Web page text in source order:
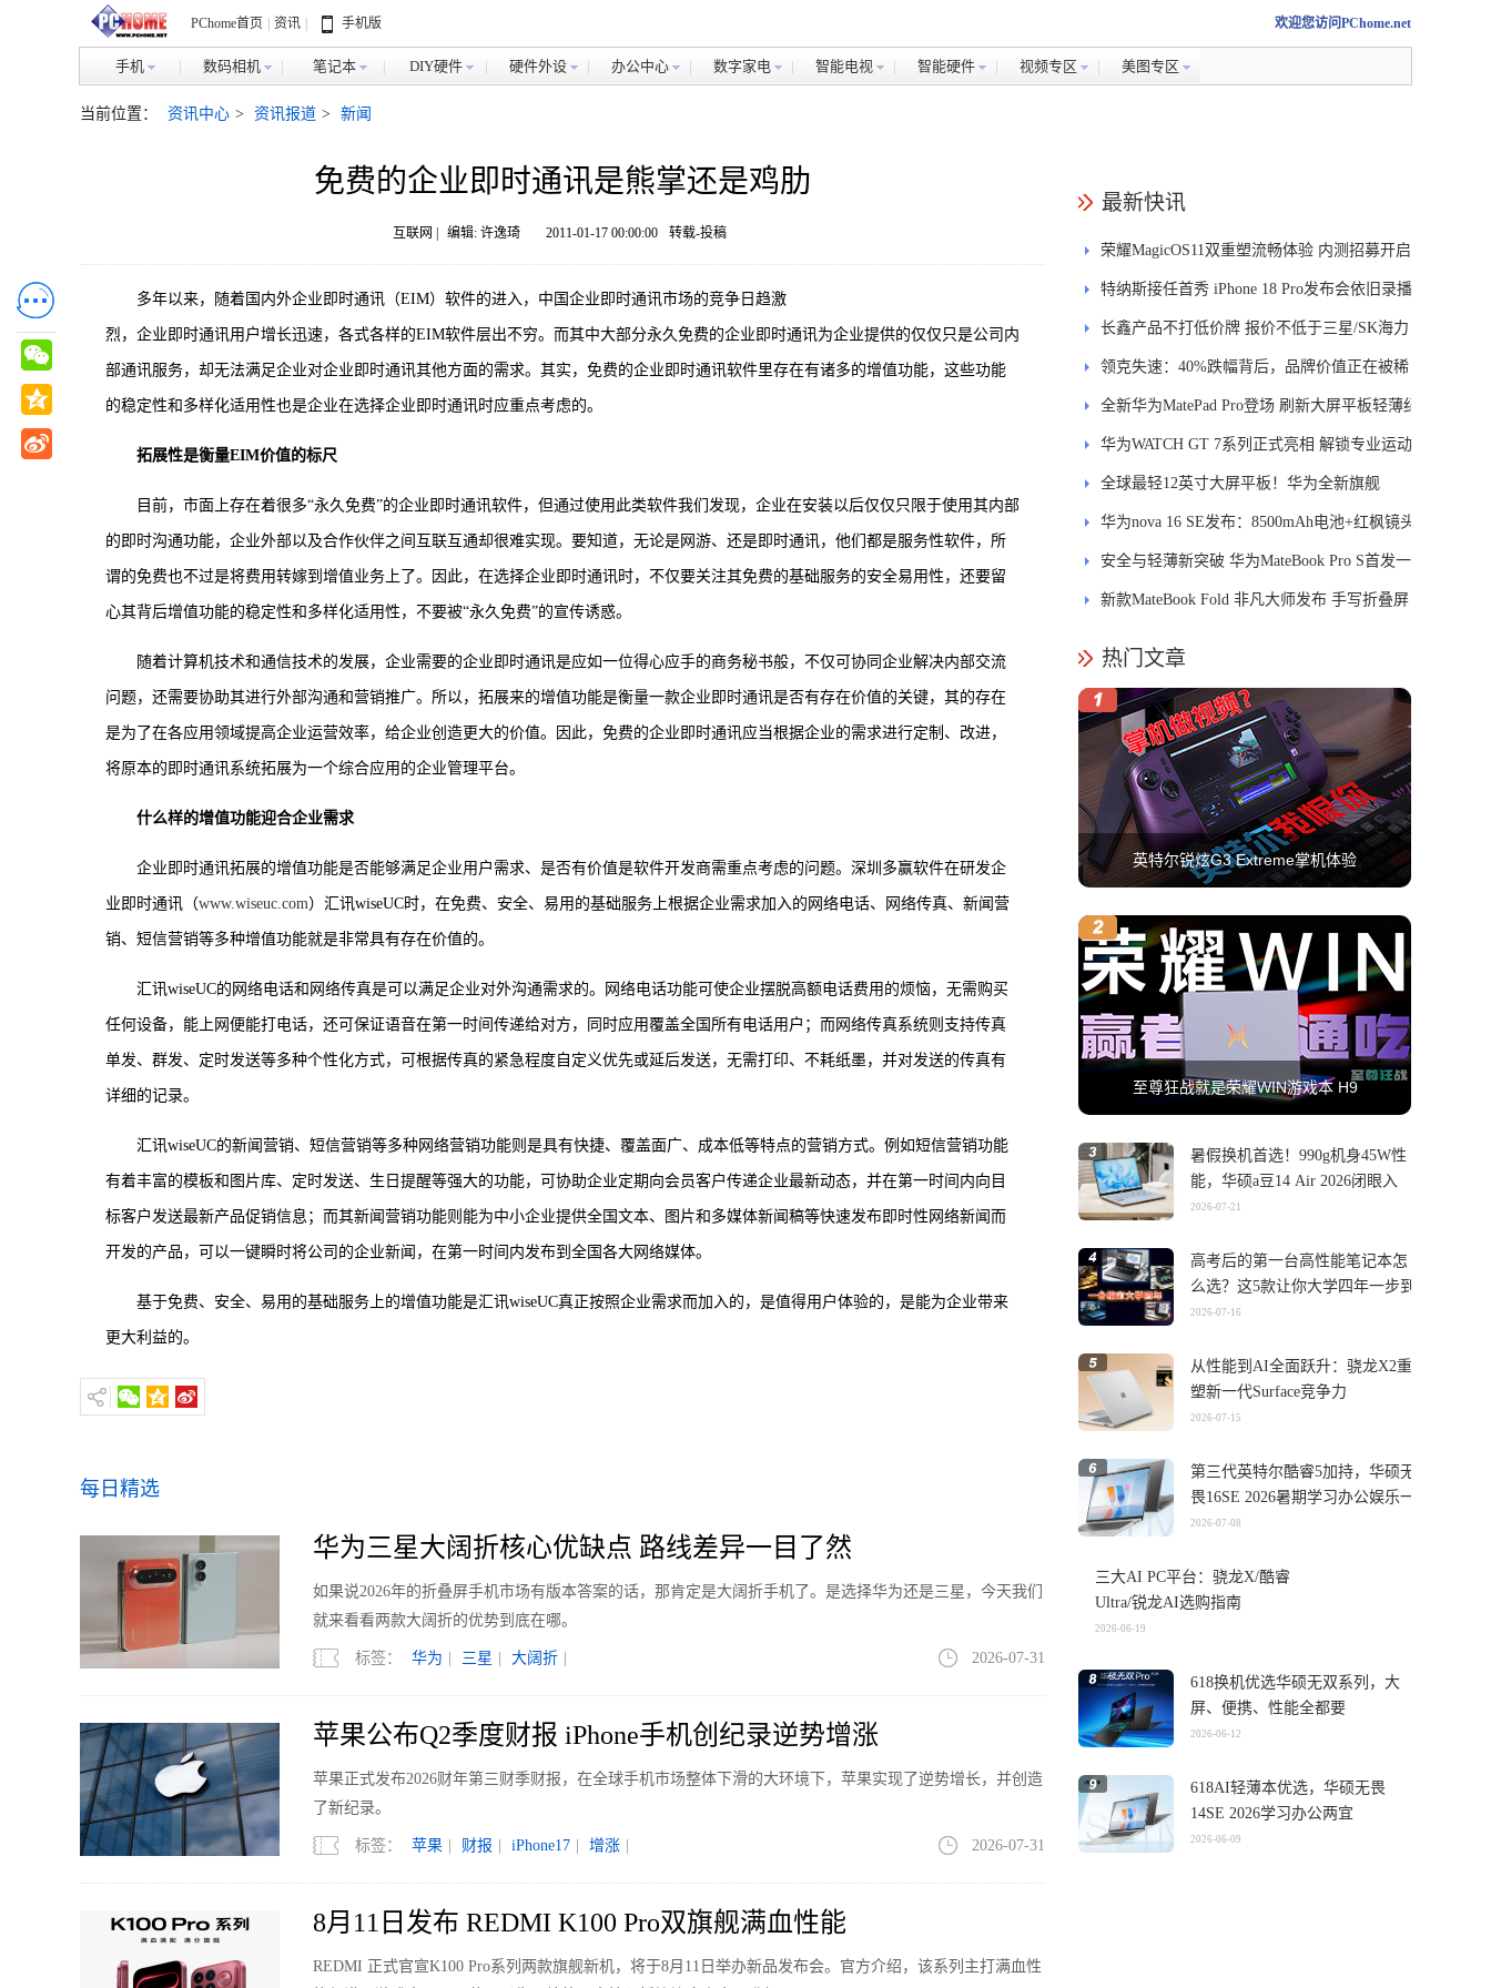
PChome首页 资讯 手机版 欢迎您访问PChome.net
手机 数码相机 笔记本 DIY硬件 硬件外设 办公中心 数字家电 智能电视 智能硬件 视频专区 美图专区
当前位置： 资讯中心 > 资讯报道 > 新闻
免费的企业即时通讯是熊掌还是鸡肋
互联网 | 编辑: 许逸琦 2011-01-17 00:00:00 转载-投稿
多年以来，随着国内外企业即时通讯（EIM）软件的进入，中国企业即时通讯市场的竞争日趋激
烈，企业即时通讯用户增长迅速，各式各样的EIM软件层出不穷。而其中大部分永久免费的企业即时通讯为企业提供的仅仅只是公司内
部通讯服务，却无法满足企业对企业即时通讯其他方面的需求。其实，免费的企业即时通讯软件里存在有诸多的增值功能，这些功能
的稳定性和多样化适用性也是企业在选择企业即时通讯时应重点考虑的。
拓展性是衡量EIM价值的标尺
目前，市面上存在着很多“永久免费”的企业即时通讯软件，但通过使用此类软件我们发现，企业在安装以后仅仅只限于使用其内部
的即时沟通功能，企业外部以及合作伙伴之间互联互通却很难实现。要知道，无论是网游、还是即时通讯，他们都是服务性软件，所
谓的免费也不过是将费用转嫁到增值业务上了。因此，在选择企业即时通讯时，不仅要关注其免费的基础服务的安全易用性，还要留
心其背后增值功能的稳定性和多样化适用性，不要被“永久免费”的宣传诱惑。
随着计算机技术和通信技术的发展，企业需要的企业即时通讯是应如一位得心应手的商务秘书般，不仅可协同企业解决内部交流
问题，还需要协助其进行外部沟通和营销推广。所以，拓展来的增值功能是衡量一款企业即时通讯是否有存在价值的关键，其的存在
是为了在各应用领域提高企业运营效率，给企业创造更大的价值。因此，免费的企业即时通讯应当根据企业的需求进行定制、改进，
将原本的即时通讯系统拓展为一个综合应用的企业管理平台。
什么样的增值功能迎合企业需求
企业即时通讯拓展的增值功能是否能够满足企业用户需求、是否有价值是软件开发商需重点考虑的问题。深圳多赢软件在研发企
业即时通讯（www.wiseuc.com）汇讯wiseUC时，在免费、安全、易用的基础服务上根据企业需求加入的网络电话、网络传真、新闻营
销、短信营销等多种增值功能就是非常具有存在价值的。
汇讯wiseUC的网络电话和网络传真是可以满足企业对外沟通需求的。网络电话功能可使企业摆脱高额电话费用的烦恼，无需购买
任何设备，能上网便能打电话，还可保证语音在第一时间传递给对方，同时应用覆盖全国所有电话用户；而网络传真系统则支持传真
单发、群发、定时发送等多种个性化方式，可根据传真的紧急程度自定义优先或延后发送，无需打印、不耗纸墨，并对发送的传真有
详细的记录。
汇讯wiseUC的新闻营销、短信营销等多种网络营销功能则是具有快捷、覆盖面广、成本低等特点的营销方式。例如短信营销功能
有着丰富的模板和图片库、定时发送、生日提醒等强大的功能，可协助企业定期向会员客户传递企业最新动态，并在第一时间内向目
标客户发送最新产品促销信息；而其新闻营销功能则能为中小企业提供全国文本、图片和多媒体新闻稿等快速发布即时性网络新闻而
开发的产品，可以一键瞬时将公司的企业新闻，在第一时间内发布到全国各大网络媒体。
基于免费、安全、易用的基础服务上的增值功能是汇讯wiseUC真正按照企业需求而加入的，是值得用户体验的，是能为企业带来
更大利益的。
每日精选
华为三星大阔折核心优缺点 路线差异一目了然
如果说2026年的折叠屏手机市场有版本答案的话，那肯定是大阔折手机了。是选择华为还是三星，今天我们
就来看看两款大阔折的优势到底在哪。
标签： 华为 三星 大阔折 2026-07-31
苹果公布Q2季度财报 iPhone手机创纪录逆势增涨
苹果正式发布2026财年第三财季财报，在全球手机市场整体下滑的大环境下，苹果实现了逆势增长，并创造
了新纪录。
标签： 苹果 财报 iPhone17 增涨 2026-07-31
8月11日发布 REDMI K100 Pro双旗舰满血性能
REDMI 正式官宣K100 Pro系列两款旗舰新机，将于8月11日举办新品发布会。官方介绍，该系列主打满血性
最新快讯
荣耀MagicOS11双重塑流畅体验 内测招募开启
特纳斯接任首秀 iPhone 18 Pro发布会依旧录播
长鑫产品不打低价牌 报价不低于三星/SK海力
士
领克失速：40%跌幅背后，品牌价值正在被稀
释
全新华为MatePad Pro登场 刷新大屏平板轻薄纪
录
华为WATCH GT 7系列正式亮相 解锁专业运动
新体验
全球最轻12英寸大屏平板！华为全新旗舰
MatePad Pro正式发布
华为nova 16 SE发布：8500mAh电池+红枫镜头
安全与轻薄新突破 华为MateBook Pro S首发一
区双像素技术防窥屏
新款MateBook Fold 非凡大师发布 手写折叠屏
热门文章
英特尔锐炫G3 Extreme掌机体验
至尊狂战就是荣耀WIN游戏本 H9
暑假换机首选！990g机身45W性
能，华硕a豆14 Air 2026闭眼入
2026-07-21
高考后的第一台高性能笔记本怎
么选？这5款让你大学四年一步到
位
2026-07-16
从性能到AI全面跃升：骁龙X2重
塑新一代Surface竞争力
2026-07-15
第三代英特尔酷睿5加持，华硕无
畏16SE 2026暑期学习办公娱乐一
机搞定
2026-07-08
三大AI PC平台：骁龙X/酷睿
Ultra/锐龙AI选购指南
2026-06-19
618换机优选华硕无双系列，大
屏、便携、性能全都要
2026-06-12
618AI轻薄本优选，华硕无畏
14SE 2026学习办公两宜
2026-06-09